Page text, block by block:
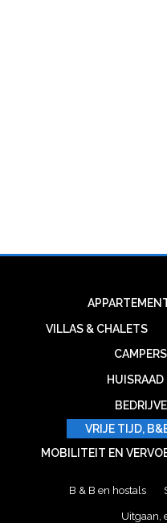
VILLAS & CHALETS
HUISRAAD
VRIJE TIJD,
MOBILITEIT EN
B & B en hostals
Uitgaan,